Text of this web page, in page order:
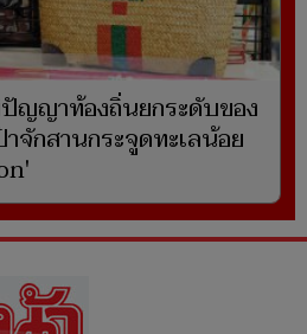
ญญาท้องถิ่นยกระดับของ
จักสานกระจูดทะเลน้อย